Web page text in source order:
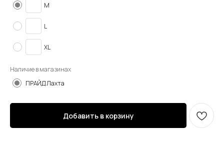
M
L
XL
Наличие в магазинах
ПРАЙД Лахта
Добавить в корзину